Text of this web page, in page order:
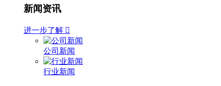
新闻资讯
进一步了解 
公司新闻
行业新闻